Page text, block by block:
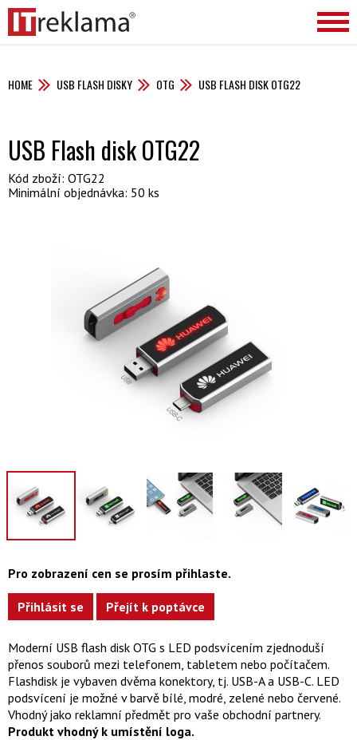
HOME USB FLASH DISKY OTG USB FLASH DISK OTG22
USB Flash disk OTG22
Kód zboží: OTG22
Minimální objednávka: 50 ks
Pro zobrazení cen se prosím přihlaste.
Přihlásit se Přejít k poptávce
Moderní USB flash disk OTG s LED podsvícením zjednoduší
přenos souborů mezi telefonem, tabletem nebo počítačem.
Flashdisk je vybaven dvěma konektory, tj. USB-A a USB-C. LED
podsvícení je možné v barvě bílé, modré, zelené nebo červené.
Vhodný jako reklamní předmět pro vaše obchodní partnery.
Produkt vhodný k umístění loga.